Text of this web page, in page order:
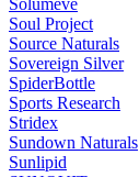
Soul Project
Source Naturals
Sovereign Silver
SpiderBottle
Sports Research
Stridex
Sundown Naturals
Sunlipid